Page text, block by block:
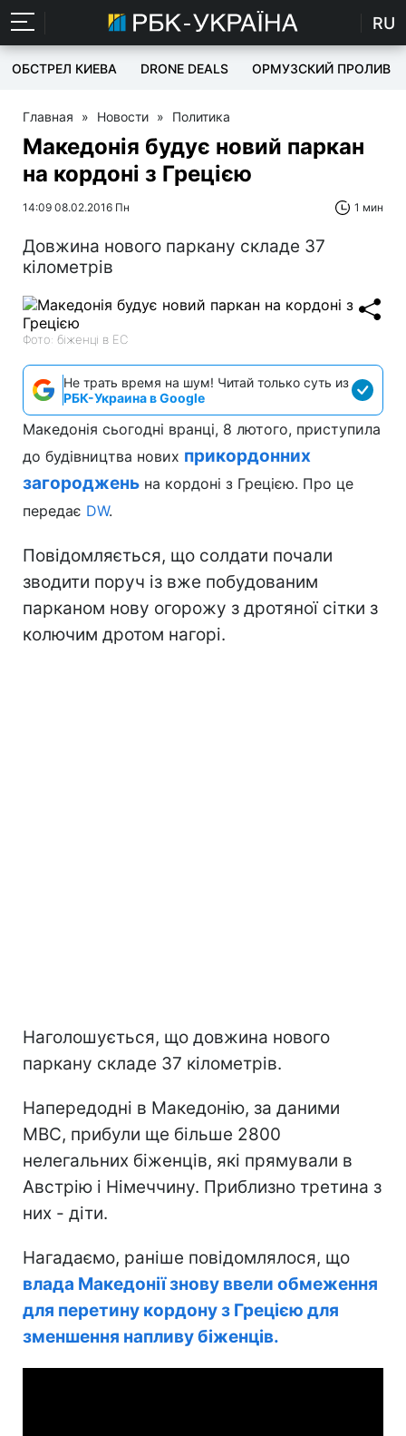
RU
ОБСТРЕЛ КИЕВА DRONE DEALS ОРМУЗСКИЙ ПРОЛИВ
Главная » Новости » Политика
Македонія будує новий паркан
на кордоні з Грецією
14:09 08.02.2016 Пн 1 мин
Довжина нового паркану складе 37
кілометрів
Фото: біженці в ЕС
Не трать время на шум! Читай только суть из
РБК-Украина в Google
Македонія сьогодні вранці, 8 лютого, приступила
до будівництва нових прикордонних
загороджень на кордоні з Грецією. Про це
передає DW.
Повідомляється, що солдати почали
зводити поруч із вже побудованим
парканом нову огорожу з дротяної сітки з
колючим дротом нагорі.
Наголошується, що довжина нового
паркану складе 37 кілометрів.
Напередодні в Македонію, за даними
МВС, прибули ще більше 2800
нелегальних біженців, які прямували в
Австрію і Німеччину. Приблизно третина з
них - діти.
Нагадаємо, раніше повідомлялося, що
влада Македонії знову ввели обмеження
для перетину кордону з Грецією для
зменшення напливу біженців.